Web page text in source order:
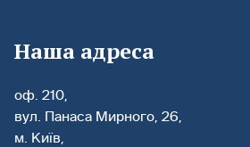
Наша адреса
оф. 210,
вул. Панаса Мирного, 26,
м. Київ,